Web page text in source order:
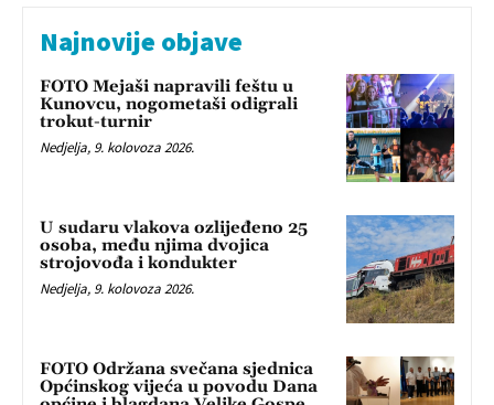
Najnovije objave
FOTO Mejaši napravili feštu u
Kunovcu, nogometaši odigrali
trokut-turnir
Nedjelja, 9. kolovoza 2026.
U sudaru vlakova ozlijeđeno 25
osoba, među njima dvojica
strojovođa i kondukter
Nedjelja, 9. kolovoza 2026.
FOTO Održana svečana sjednica
Općinskog vijeća u povodu Dana